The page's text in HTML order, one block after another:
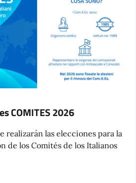
COMITES 2026
realizarán las elecciones para la
de los Comités de los Italianos